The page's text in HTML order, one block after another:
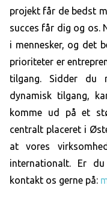
projekt får de bedst
succes får dig og os.
i mennesker, og det
prioriteter er
tilgang. Sidder du
dynamisk tilgang,
komme ud på et
centralt placeret i
at vores
internationalt. Er
kontakt os gerne på: